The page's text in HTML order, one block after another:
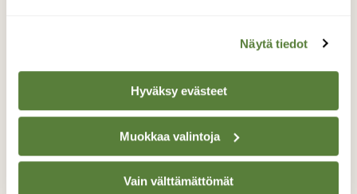
Näytä tiedot
Hyväksy evästeet
Muokkaa valintoja
Vain välttämättömät
Ristilukki
Ristilukki paistattelemassa päivää.